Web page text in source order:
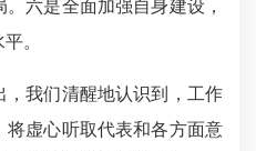
六是全面加强自身建设，
。
我们清醒地认识到，工作
将虚心听取代表和各方面意